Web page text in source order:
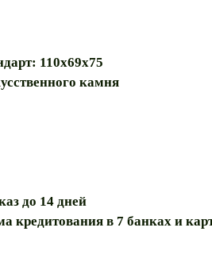
110х69х75
камня
до 14 дней
кредитования в 7 банках и